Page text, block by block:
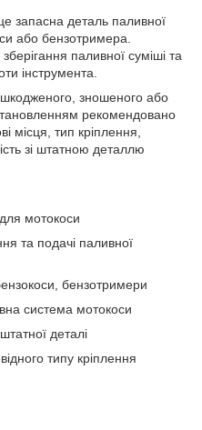
запасна деталь паливної
або бензотримера.
паливної суміші та
інструмента.
зношеного або
рекомендовано
місця, тип кріплення,
зі штатною деталлю
мотокоси
та подачі паливної
бензотримери
система мотокоси
деталі
типу кріплення